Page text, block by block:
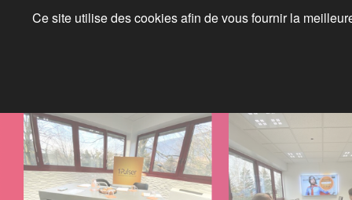
Ce site utilise des cookies afin de vous fournir la